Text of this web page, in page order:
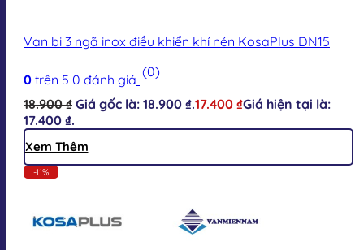
Van bi 3 ngã inox điều khiển khí nén KosaPlus DN15
0 trên 5 0 đánh giá (0)
18.900₫ Giá gốc là: 18.900 ₫.17.400 ₫Giá hiện tại là:
17.400 ₫.
Xem Thêm
-11%